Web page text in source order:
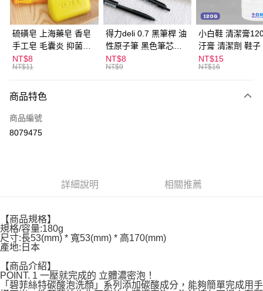
街口支付
悠遊付
ATM付款
全家取貨付款
每筆NT$60，滿NT$599(含以上)免運費
付款後全家取貨
每筆NT$60，滿NT$599(含以上)免運費
每筆NT$60，滿NT$599(含以上)免運費
宅配
每筆NT$120，滿NT$1,999(含以上)免運費
硫磺皂 上海藥皂 香皂
手工皂 毛囊炎 抑菌除
蟎 清潔護膚 去油去痘
寵物皮膚病 狗狗貓咪
NT$8
NT$11
得力deli 0.7 黑筆桿 油
性原子筆 黑色筆芯
S304
NT$8
NT$9
小白鞋 清潔膏
汙膏 清潔劑 鞋子
漬 白皮鞋 鞋油
NT$15
NT$16
商品特色
商品編號
8079475
詳細說明 相關推薦
【商品規格】
規格/容量:180g
尺寸:長53(mm) * 寬53(mm) * 高170(mm)
產地:日本
【商品介紹】
POINT. 1 一壓就完成的 立體濃密泡！
「碧菲絲特碳酸泡洗顏」系列添加碳酸成分，能夠簡單完成用手